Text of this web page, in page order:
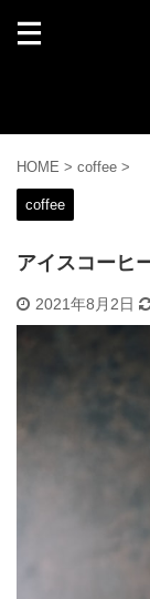
HOME > coffee >
coffee
アイスコーヒ
2021年8月2日